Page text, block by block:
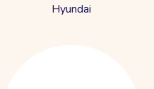
Hyundai